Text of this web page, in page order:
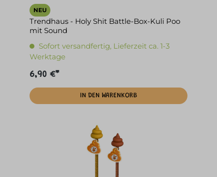
NEU
Trendhaus - Holy Shit Battle-Box-Kuli Poo
mit Sound
Sofort versandfertig, Lieferzeit ca. 1-3
Werktage
6,90 €*
IN DEN WARENKORB